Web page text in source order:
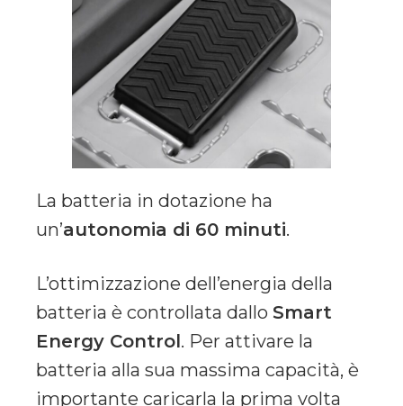
La batteria in dotazione ha
un’autonomia di 60 minuti.
L’ottimizzazione dell’energia della
batteria è controllata dallo Smart
Energy Control. Per attivare la
batteria alla sua massima capacità, è
importante caricarla la prima volta